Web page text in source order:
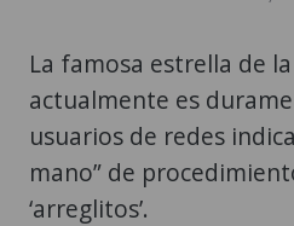
La famosa estrella de
actualmente es
usuarios de redes
mano” de
‘arreglitos’.